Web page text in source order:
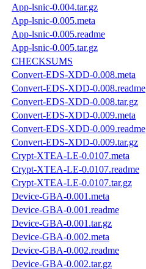
App-lsnic-0.004.tar.gz
App-lsnic-0.005.meta
App-lsnic-0.005.readme
App-lsnic-0.005.tar.gz
CHECKSUMS
Convert-EDS-XDD-0.008.meta
Convert-EDS-XDD-0.008.readme
Convert-EDS-XDD-0.008.tar.gz
Convert-EDS-XDD-0.009.meta
Convert-EDS-XDD-0.009.readme
Convert-EDS-XDD-0.009.tar.gz
Crypt-XTEA-LE-0.0107.meta
Crypt-XTEA-LE-0.0107.readme
Crypt-XTEA-LE-0.0107.tar.gz
Device-GBA-0.001.meta
Device-GBA-0.001.readme
Device-GBA-0.001.tar.gz
Device-GBA-0.002.meta
Device-GBA-0.002.readme
Device-GBA-0.002.tar.gz